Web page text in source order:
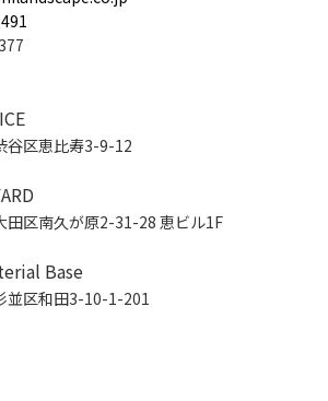
谷区恵比寿3-9-12
田区南久が原2-31-28 恵ビル1F
Base
並区和田3-10-1-201